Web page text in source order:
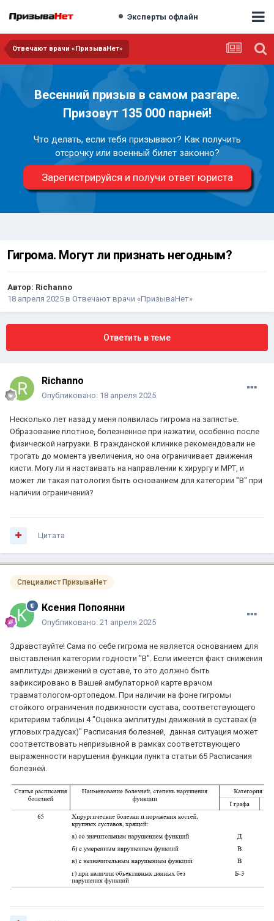
Эксперты офлайн
Отвечают врачи «ПризываНет»
Весенний призыв в самом разгаре.
Призовут 135 000 парней!
Что делать, если тебя призывают? Как получить
отсрочку или военный билет законно?
Зарегистрируйся и получи ответ юриста
Гигрома. Могут ли признать негодным?
Автор: Richanno
18 апреля 2025 в Отвечают врачи «ПризываНет»
Ответить в теме
Richanno
Опубликовано: 18 апреля 2025
Несколько лет назад у меня появилась гигрома на запястье.
Образование плотное, болезненное при нажатии, особенно после
физической нагрузки. В гражданской клинике рекомендовали не
трогать до момента увеличения, но она ограничивает движения
кисти. Могу ли я настаивать на направлении к хирургу и МРТ, и
может ли такая патология быть основанием для категории "В" при
наличии ограничений?
Цитата
Специалист ПризываНет
Ксения Попоянни
Опубликовано: 21 апреля 2025
Здравствуйте! Сама по себе гигрома не является основанием для
выставления категории годности "В". Если имеется факт снижения
амплитуды движений в суставе, то это должно быть
зафиксировано в Вашей амбулаторной карте врачом
травматологом-ортопедом. При наличии на фоне гигромы
стойкого ограничения подвижности сустава, соответствующего
критериям таблицы 4 "Оценка амплитуды движений в суставах (в
угловых градусах)" Расписания болезней, данная ситуация может
соответствовать непризывной в рамках соответствующего
выраженности нарушения функции пункта статьи 65 Расписания
болезней.